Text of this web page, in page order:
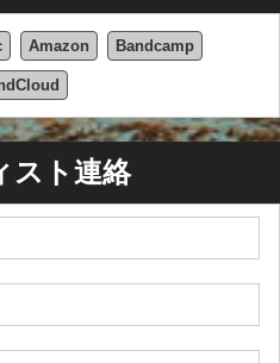
Amazon Bandcamp
スト連絡